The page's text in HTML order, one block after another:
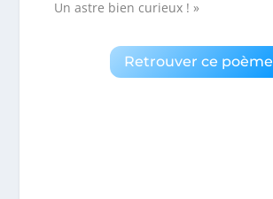
Un astre bien curieux ! »
Retrouver ce poème